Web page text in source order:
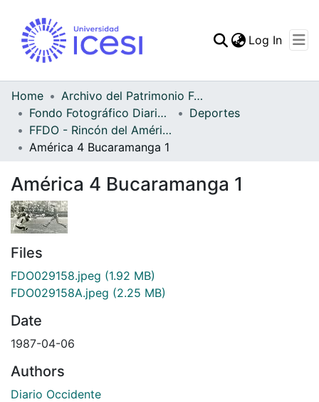
Statistics
Log In
Home
Archivo del Patrimonio Fotográfico y Fílmico del Valle del Cauca
Fondo Fotográfico Diario Occidente
Deportes
FFDO - Rincón del América - Patrimonial
América 4 Bucaramanga 1
América 4 Bucaramanga 1
Files
FDO029158.jpeg (1.92 MB)
FDO029158A.jpeg (2.25 MB)
Date
1987-04-06
Authors
Diario Occidente